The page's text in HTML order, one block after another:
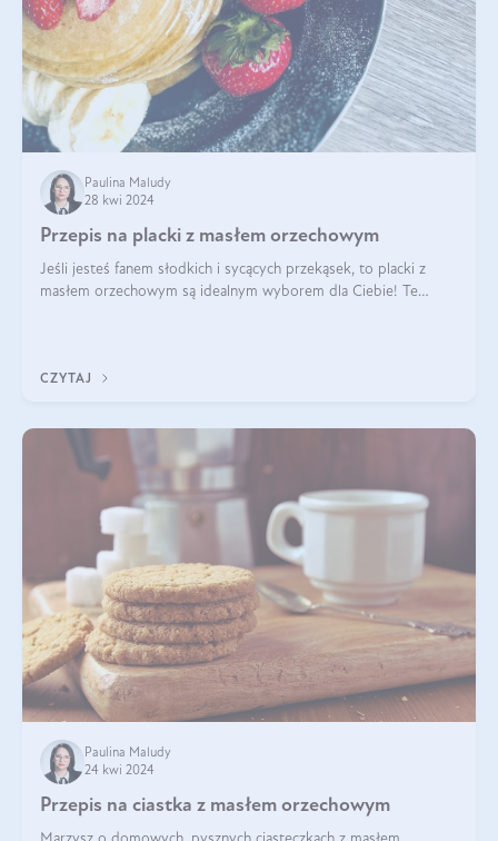
Paulina Maludy
28 kwi 2024
Przepis na placki z masłem orzechowym
Jeśli jesteś fanem słodkich i sycących przekąsek, to placki z
masłem orzechowym są idealnym wyborem dla Ciebie! Te
CZYTAJ
Paulina Maludy
24 kwi 2024
Przepis na ciastka z masłem orzechowym